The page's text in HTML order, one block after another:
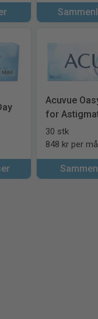
Acuvue
for
30 stk
848 kr per